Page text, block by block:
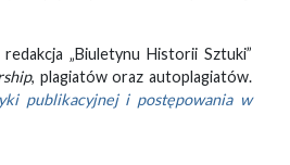
„Biuletynu Historii Sztuki”
, plagiatów oraz autoplagiatów.
publikacyjnej i postępowania w